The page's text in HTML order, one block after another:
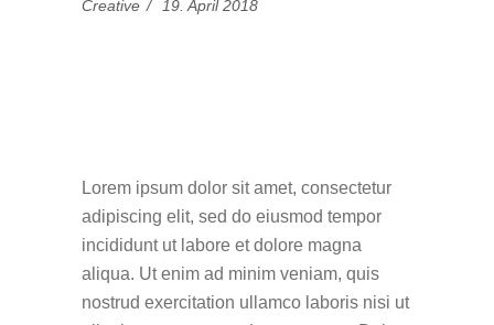
Creative 19. April 2018
Lorem ipsum dolor sit amet, consectetur
adipiscing elit, sed do eiusmod tempor
incididunt ut labore et dolore magna
aliqua. Ut enim ad minim veniam, quis
nostrud exercitation ullamco laboris nisi ut